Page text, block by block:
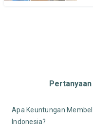
Apa Keuntungan
Indonesia?